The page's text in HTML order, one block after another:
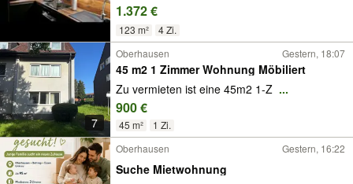
1.372 €
123 m² 4 Zi.
7
Oberhausen Gestern, 18:07
45 m2 1 Zimmer Wohnung Möbiliert
Zu vermieten ist eine 45m2 1-Z ...
900 €
45 m²
1 Zi.
Oberhausen
Gestern, 16:22
Suche Mietwohnung